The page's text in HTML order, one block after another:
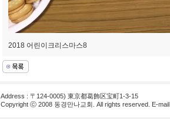
2018 어린이크리스마스8
Address : 〒124-0005) 東京都葛飾区宝町1-3-15
Copyright ⓒ 2008 동경만나교회. All rights reserved. E-mail.